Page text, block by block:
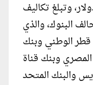
700 مليون دولار، وتبلغ تكاليف
البنوك، والذي
قطر الوطني وبنك
وبنك قناة